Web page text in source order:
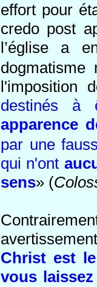
effort pour
credo post
l’église a
l'imposition
destinés à
apparence
par une
qui n'ont
sens» (
Christ est
vous